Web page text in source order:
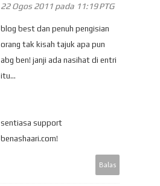
22 Ogos 2011 pada 11:19 PTG
blog best dan penuh pengisian
orang tak kisah tajuk apa pun
abg ben! janji ada nasihat di entri
itu...
sentiasa support
benashaari.com!
Balas